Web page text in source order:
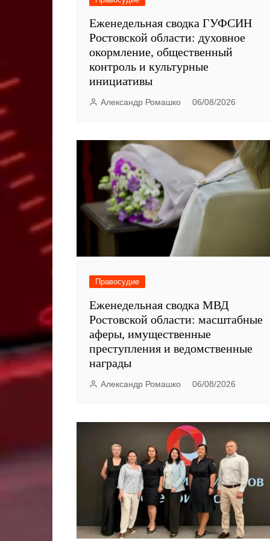
Еженедельная сводка ГУФСИН
Ростовской области: духовное
окормление, общественный
контроль и культурные
инициативы
Александр Ромашко 06/08/2026
Правосудие
Еженедельная сводка МВД
Ростовской области: масштабные
аферы, имущественные
преступления и ведомственные
награды
Александр Ромашко 06/08/2026